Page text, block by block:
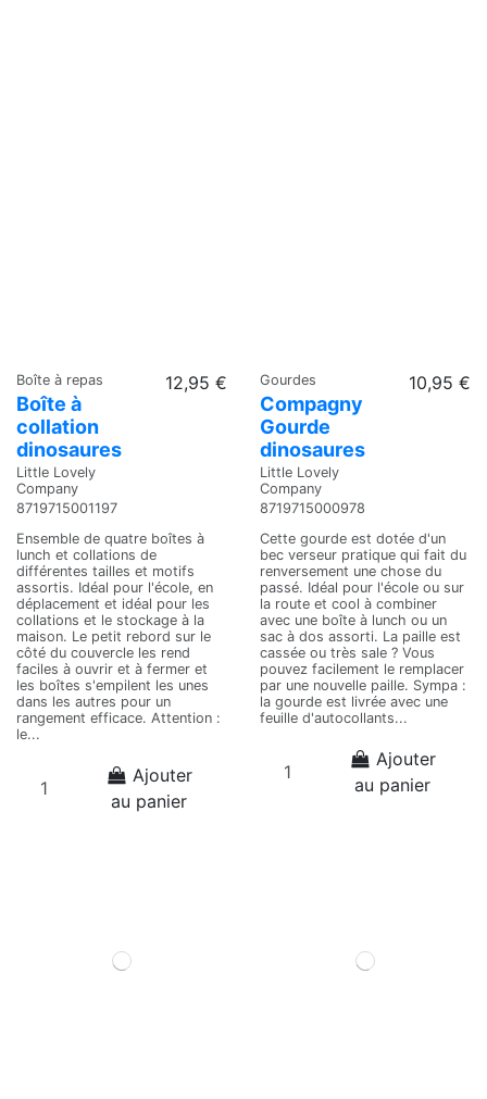
Boîte à repas
Boîte à
collation
dinosaures
Little Lovely
Company
8719715001197
12,95 €
Ensemble de quatre boîtes à
lunch et collations de
différentes tailles et motifs
assortis. Idéal pour l'école, en
déplacement et idéal pour les
collations et le stockage à la
maison. Le petit rebord sur le
côté du couvercle les rend
faciles à ouvrir et à fermer et
les boîtes s'empilent les unes
dans les autres pour un
rangement efficace. Attention :
le...
Ajouter
au panier
Gourdes
Compagny
Gourde
dinosaures
Little Lovely
Company
8719715000978
10,95 €
Cette gourde est dotée d'un
bec verseur pratique qui fait du
renversement une chose du
passé. Idéal pour l'école ou sur
la route et cool à combiner
avec une boîte à lunch ou un
sac à dos assorti. La paille est
cassée ou très sale ? Vous
pouvez facilement le remplacer
par une nouvelle paille. Sympa :
la gourde est livrée avec une
feuille d'autocollants...
Ajouter
au panier